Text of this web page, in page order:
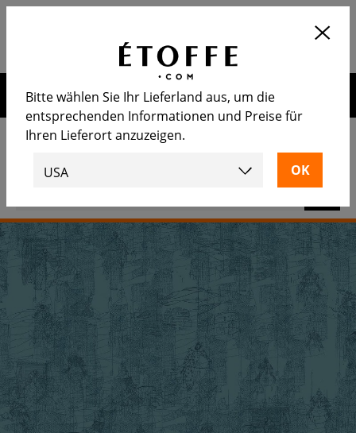
Calculez le nombre de rouleaux
nécessaire
OUVRIR
für unseren Newsletter anmelden
Bitte wählen Sie Ihr Lieferland aus, um die
entsprechenden Informationen und Preise für
Ihren Lieferort anzuzeigen.